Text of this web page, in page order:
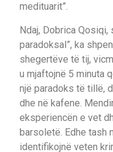
medituarit”.
Ndaj, Dobrica Qosiqi,
paradoksal”, ka
shegertëve të tij,
u mjaftojnë 5 minuta
një paradoks të tillë,
dhe në kafene.
eksperiencën e vet
barsoletë. Edhe tash
identifikojnë veten